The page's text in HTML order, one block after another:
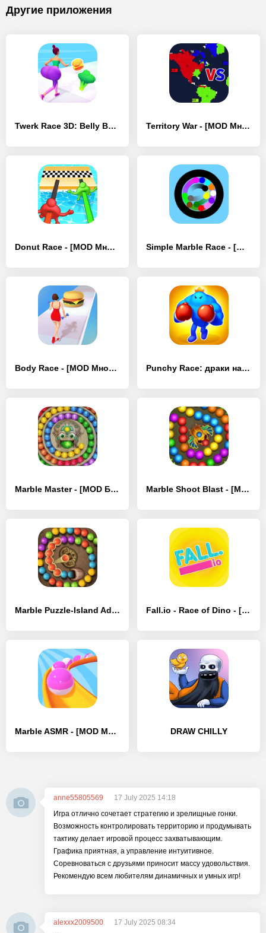
Другие приложения
Twerk Race 3D: Belly Body Run - [MOD Много монет] Territory War - [MOD Много денег]
Donut Race - [MOD Много денег] Simple Marble Race - [MOD Много денег]
Body Race - [MOD Много монет] Punchy Race: драки на арене - [MOD Много денег]
Marble Master - [MOD Бесконечные монеты] Marble Shoot Blast - [MOD Много монет]
Marble Puzzle-Island Adventure - [MOD Бесконечные деньги] Fall.io - Race of Dino - [MOD Много монет]
Marble ASMR - [MOD Много денег] DRAW CHILLY
anne55805569
17 July 2025 14:18
Игра отлично сочетает стратегию и зрелищные гонки.
Возможность контролировать территорию и продумывать
тактику делает игровой процесс захватывающим.
Графика приятная, а управление интуитивное.
Соревноваться с друзьями приносит массу удовольствия.
Рекомендую всем любителям динамичных и умных игр!
alexxx2009500
17 July 2025 08:34